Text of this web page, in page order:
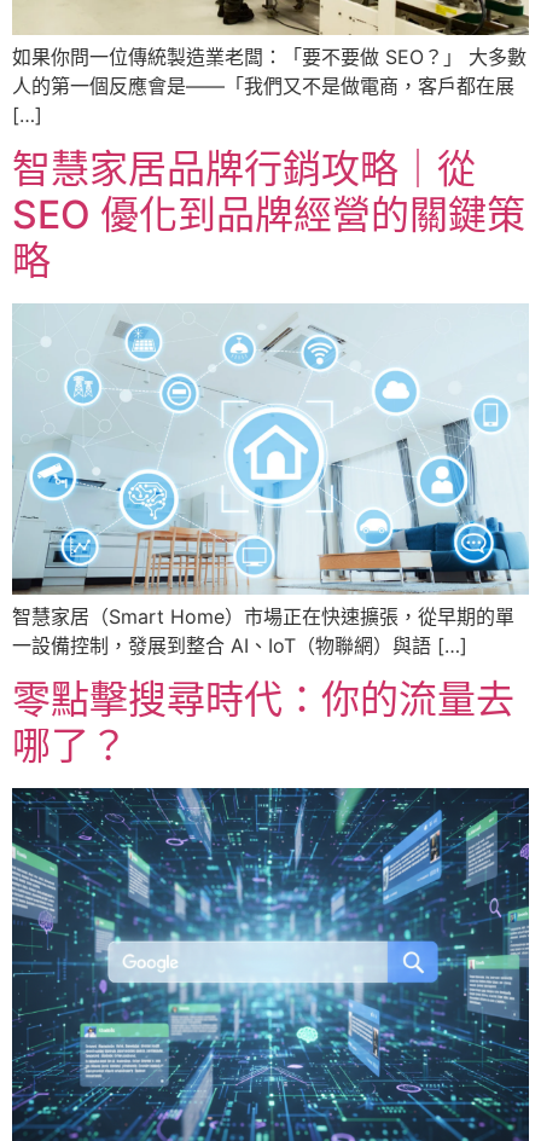
如果你問一位傳統製造業老闆：「要不要做 SEO？」 大多數
人的第一個反應會是——「我們又不是做電商，客戶都在展
[…]
智慧家居品牌行銷攻略｜從
SEO 優化到品牌經營的關鍵策
略
智慧家居（Smart Home）市場正在快速擴張，從早期的單
一設備控制，發展到整合 AI、IoT（物聯網）與語 […]
零點擊搜尋時代：你的流量去
哪了？